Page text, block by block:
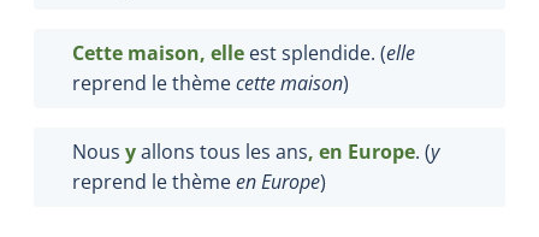
Cette maison, elle est splendide. (elle
reprend le thèmecette maison)
Nous yallons tous les ans, en Europe. (y
reprend le thèmeen Europe)